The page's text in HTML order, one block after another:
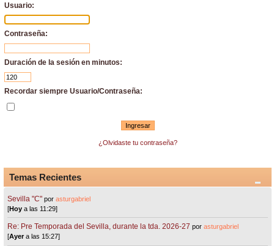
Usuario:
Contraseña:
Duración de la sesión en minutos:
Recordar siempre Usuario/Contraseña:
¿Olvidaste tu contraseña?
Temas Recientes
Sevilla "C"porasturgabriel
[Hoy a las 11:29]
Re: Pre Temporada del Sevilla, durante la tda. 2026-27 porasturgabriel
[Ayera las 15:27]